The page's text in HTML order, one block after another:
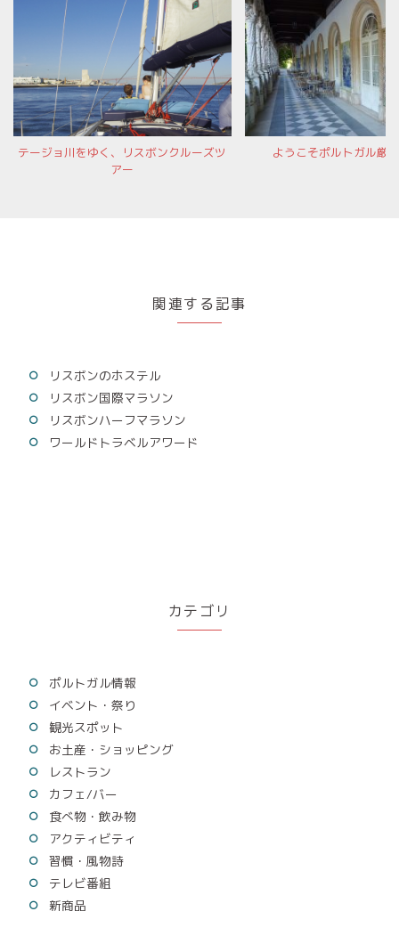
テージョ川をゆく、リスボンクルーズツ
アー
ようこそポルトガル厳
関連する記事
リスボンのホステル
リスボン国際マラソン
リスボンハーフマラソン
ワールドトラベルアワード
カテゴリ
ポルトガル情報
イベント・祭り
観光スポット
お土産・ショッピング
レストラン
カフェ/バー
食べ物・飲み物
アクティビティ
習慣・風物詩
テレビ番組
新商品